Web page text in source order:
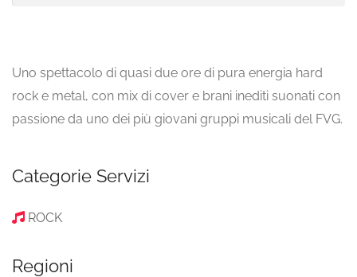
Uno spettacolo di quasi due ore di pura energia hard
rock e metal, con mix di cover e brani inediti suonati con
passione da uno dei più giovani gruppi musicali del FVG.
Categorie Servizi
ROCK
Regioni